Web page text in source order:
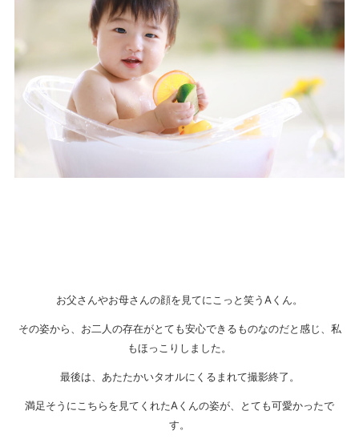
お父さんやお母さんの顔を見てにこっと笑うAくん。
その姿から、お二人の存在がとても安心できるものなのだと感じ、私
もほっこりしました。
最後は、あたたかいタオルにくるまれて撮影終了。
満足そうにこちらを見てくれたAくんの姿が、とても可愛かったで
す。